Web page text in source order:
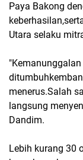
Paya Bakong
Utara selaku
menerus.Salah
langsung
Dandim.
Lebih kurang 30